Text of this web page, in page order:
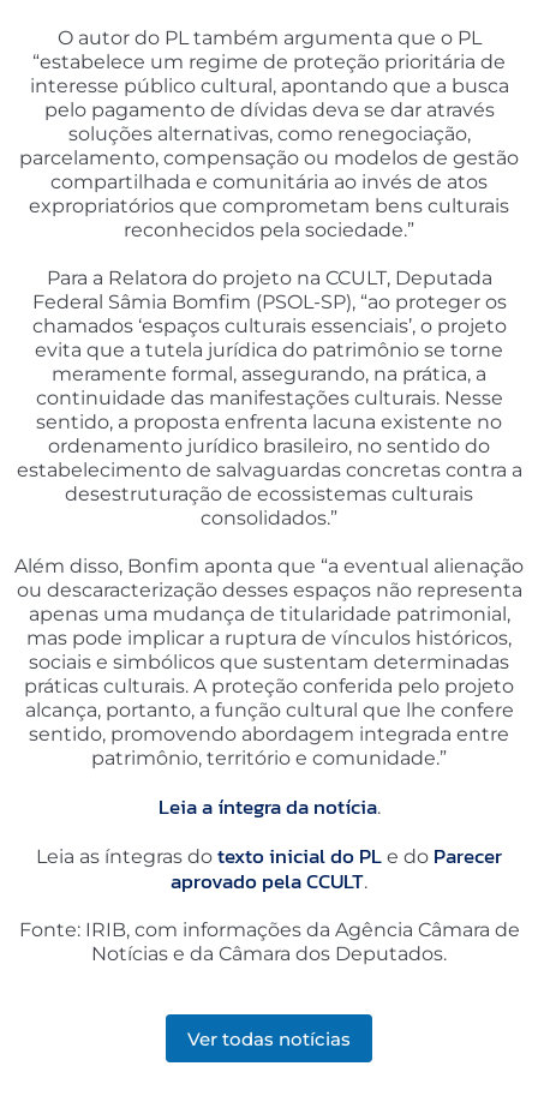
O autor do PL também argumenta que o PL
“estabelece um regime de proteção prioritária de
interesse público cultural, apontando que a busca
pelo pagamento de dívidas deva se dar através
soluções alternativas, como renegociação,
parcelamento, compensação ou modelos de gestão
compartilhada e comunitária ao invés de atos
expropriatórios que comprometam bens culturais
reconhecidos pela sociedade.”
Para a Relatora do projeto na CCULT, Deputada
Federal Sâmia Bomfim (PSOL-SP), “ao proteger os
chamados ‘espaços culturais essenciais’, o projeto
evita que a tutela jurídica do patrimônio se torne
meramente formal, assegurando, na prática, a
continuidade das manifestações culturais. Nesse
sentido, a proposta enfrenta lacuna existente no
ordenamento jurídico brasileiro, no sentido do
estabelecimento de salvaguardas concretas contra a
desestruturação de ecossistemas culturais
consolidados.”
Além disso, Bonfim aponta que “a eventual alienação
ou descaracterização desses espaços não representa
apenas uma mudança de titularidade patrimonial,
mas pode implicar a ruptura de vínculos históricos,
sociais e simbólicos que sustentam determinadas
práticas culturais. A proteção conferida pelo projeto
alcança, portanto, a função cultural que lhe confere
sentido, promovendo abordagem integrada entre
patrimônio, território e comunidade.”
Leia a íntegra da notícia.
Leia as íntegras do texto inicial do PL e do Parecer
aprovado pela CCULT.
Fonte: IRIB, com informações da Agência Câmara de
Notícias e da Câmara dos Deputados.
Ver todas notícias